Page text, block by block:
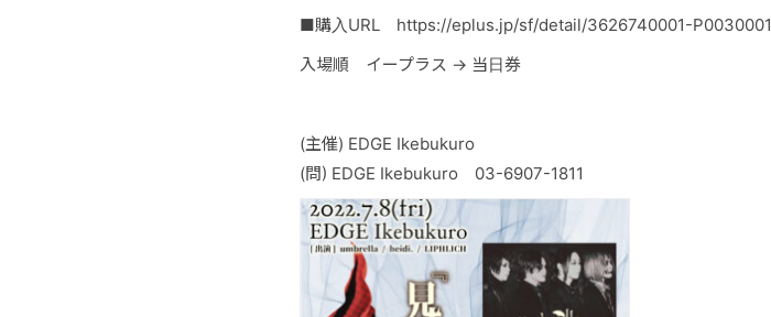
■購入URL https://eplus.jp/sf/detail/3626740001-P0030001
入場順 イープラス → 当日券
(主催) EDGE Ikebukuro
(問) EDGE Ikebukuro 03-6907-1811